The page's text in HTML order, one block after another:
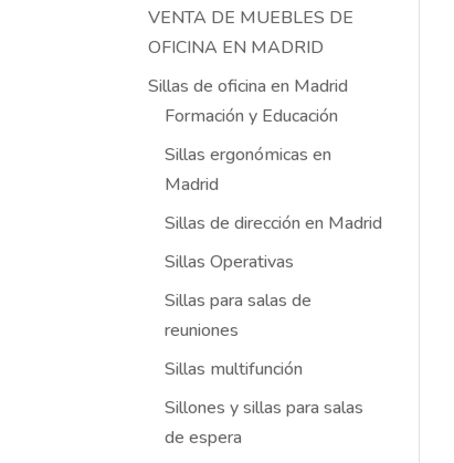
VENTA DE MUEBLES DE
OFICINA EN MADRID
Sillas de oficina en Madrid
Formación y Educación
Sillas ergonómicas en
Madrid
Sillas de dirección en Madrid
Sillas Operativas
Sillas para salas de
reuniones
Sillas multifunción
Sillones y sillas para salas
de espera